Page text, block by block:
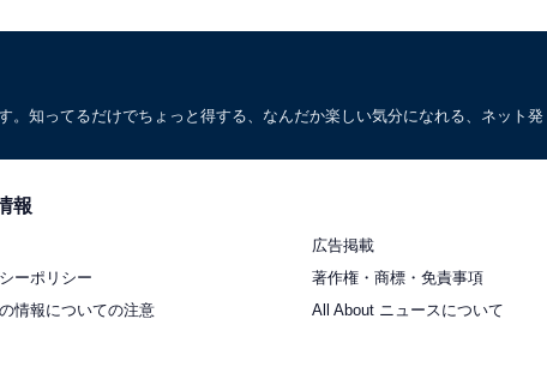
知ってるだけでちょっと得する、なんだか楽しい気分になれる、ネット
報
広告掲載
ーポリシー
著作権・商標・免責事項
情報についての注意
All About ニュースについて